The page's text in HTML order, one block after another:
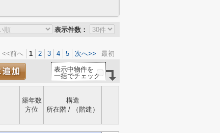
表示件数：
<<前へ 1 2 3 4 5 次へ>> 最初
表示中物件を
一括でチェック
築年数
方位
構造
所在階 / （階建）